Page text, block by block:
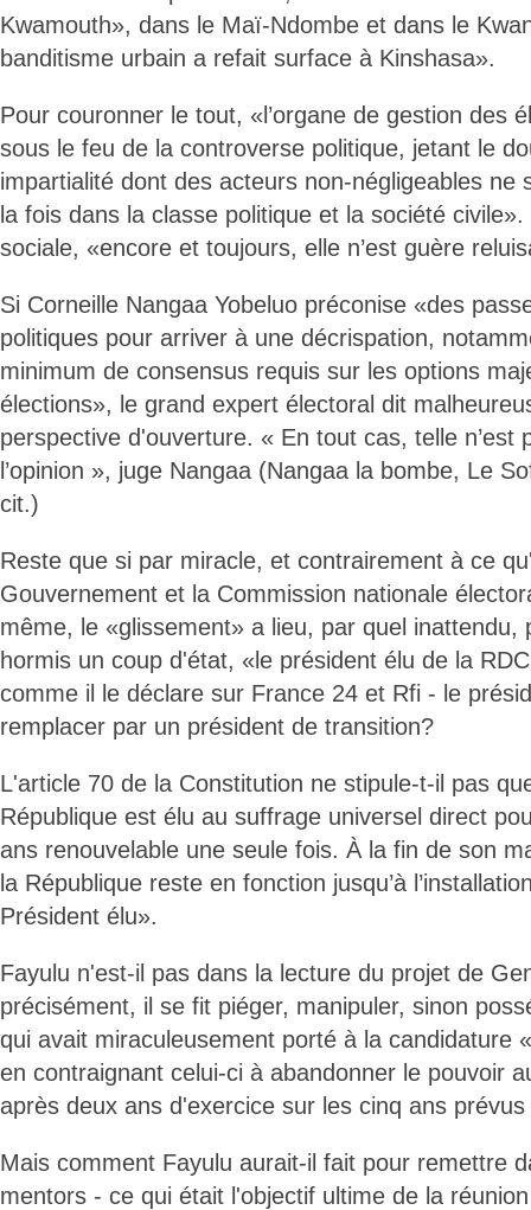
Kwamouth», dans le Maï-Ndombe et dans le
banditisme urbain a refait surface à Kinshasa».
Pour couronner le tout, «l’organe de gestion des
sous le feu de la controverse politique, jetant le
impartialité dont des acteurs non-négligeables ne
la fois dans la classe politique et la société
sociale, «encore et toujours, elle n’est guère
Si Corneille Nangaa Yobeluo préconise «des
politiques pour arriver à une décrispation,
minimum de consensus requis sur les options
élections», le grand expert électoral dit
perspective d'ouverture. « En tout cas, telle n’est
l’opinion », juge Nangaa (Nangaa la bombe, Le
cit.)
Reste que si par miracle, et contrairement à ce
Gouvernement et la Commission nationale
même, le «glissement» a lieu, par quel inattendu,
hormis un coup d'état, «le président élu de la
comme il le déclare sur France 24 et Rfi - le
remplacer par un président de transition?
L'article 70 de la Constitution ne stipule-t-il pas
République est élu au suffrage universel direct
ans renouvelable une seule fois. À la fin de son
la République reste en fonction jusqu’à
Président élu».
Fayulu n'est-il pas dans la lecture du projet de
précisément, il se fit piéger, manipuler, sinon
qui avait miraculeusement porté à la candidature
en contraignant celui-ci à abandonner le pouvoir
après deux ans d'exercice sur les cinq ans
Mais comment Fayulu aurait-il fait pour remettre
mentors - ce qui était l'objectif ultime de la